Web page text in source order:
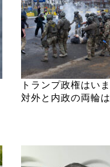
トランプ政権はいま
対外と内政の両輪は